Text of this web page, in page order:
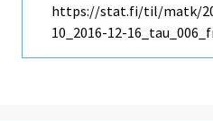
https://stat.fi/til/matk/
10_2016-12-